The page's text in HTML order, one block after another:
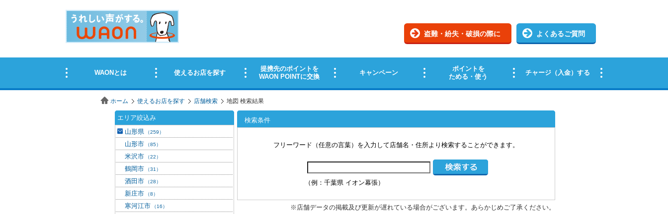
ホーム 使えるお店を探す 店舗検索 地図 検索結果
検索条件
フリーワード（任意の言葉）を入力して店舗名・住所より検索することができます。
（例：千葉県 イオン幕張）
※店舗データの掲載及び更新が遅れている場合がございます。あらかじめご了承ください。
エリア絞込み
山形県
（259）
山形市 （85）
米沢市 （22）
鶴岡市 （31）
酒田市 （28）
新庄市 （8）
寒河江市 （16）